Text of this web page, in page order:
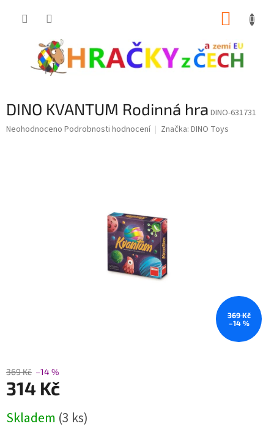
DINO KVANTUM Rodinná hra DINO-631731
Průměrné
Neohodnoceno Podrobnosti hodnocení Značka: DINO Toys
369 Kč
–14 %
369 Kč –14 %
314 Kč
cena:
Skladem (3 ks)